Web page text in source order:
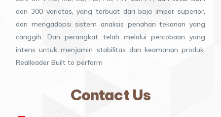
dari 300 varietas, yang terbuat dari baja impor superior,
dan mengadopsi sistem analisis penahan tekanan yang
canggih. Dan perangkat telah melalui percobaan yang
intens untuk menjamin stabilitas dan keamanan produk.
Realleader Built to perform
Contact Us